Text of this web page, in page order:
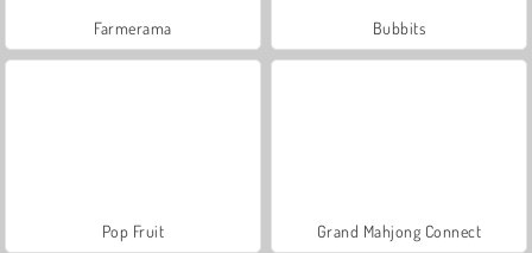
Farmerama Bubbits
Pop Fruit Grand Mahjong Connect